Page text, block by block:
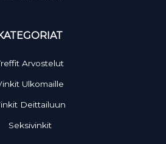
Arvostelut
Ulkomaille
Deittailuun
Seksivinkit